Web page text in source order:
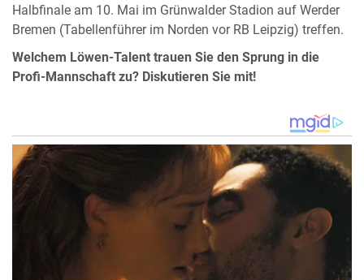
Halbfinale am 10. Mai im Grünwalder Stadion auf Werder
Bremen (Tabellenführer im Norden vor RB Leipzig) treffen.
Welchem Löwen-Talent trauen Sie den Sprung in die
Profi-Mannschaft zu? Diskutieren Sie mit!